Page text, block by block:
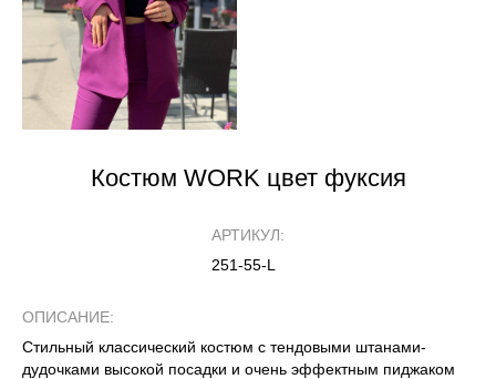
Костюм WORK цвет фуксия
АРТИКУЛ:
251-55-L
ОПИСАНИЕ:
Стильный классический костюм с тендовыми штанами-
дудочками высокой посадки и очень эффектным пиджаком